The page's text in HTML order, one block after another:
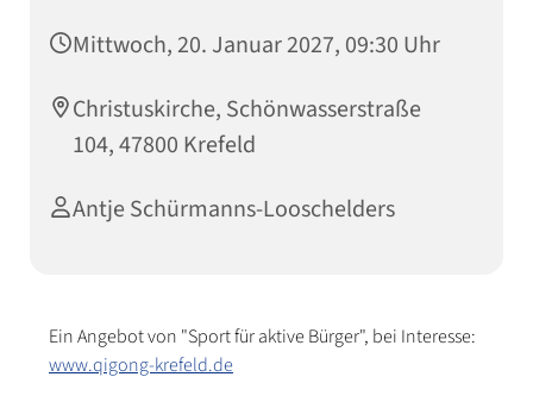
Mittwoch, 20. Januar 2027, 09:30 Uhr
Christuskirche, Schönwasserstraße
104, 47800 Krefeld
Antje Schürmanns-Looschelders
Ein Angebot von "Sport für aktive Bürger", bei Interesse:
www.qigong-krefeld.de